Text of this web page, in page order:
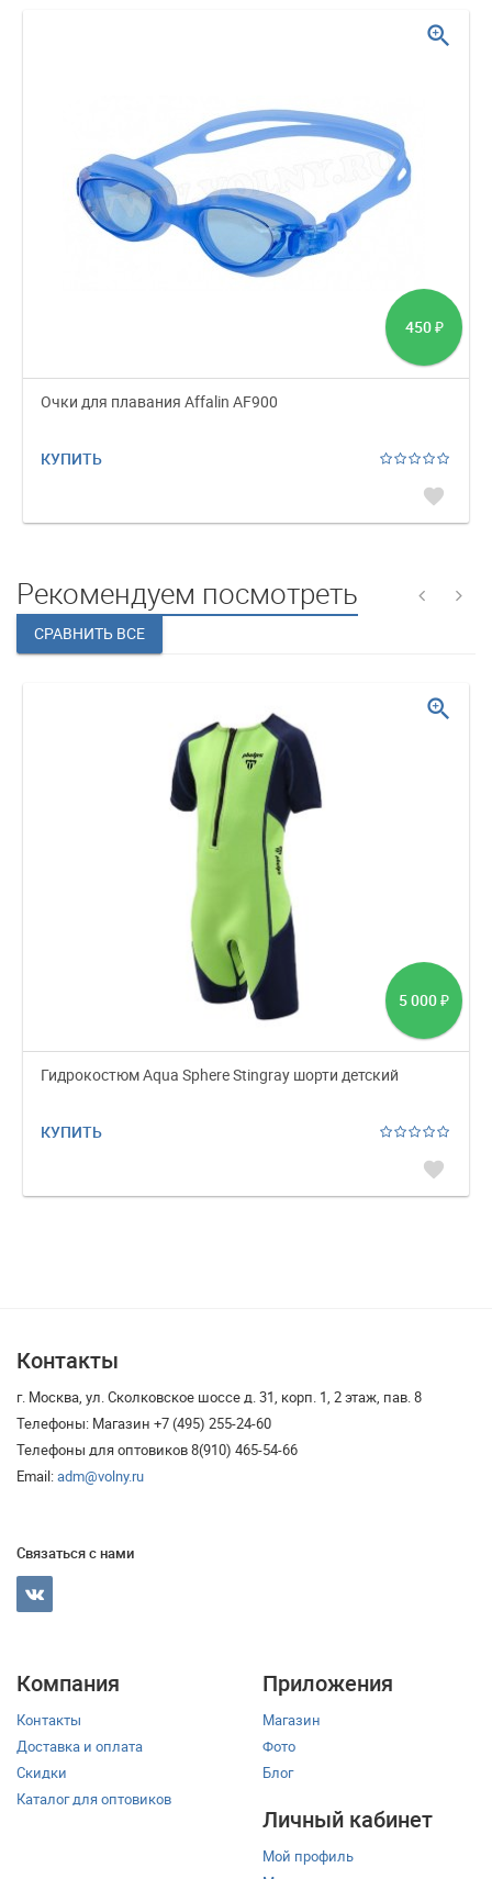
450 ₽
Очки для плавания Affalin AF900
КУПИТЬ
favorite
zoom_in
Рекомендуем посмотреть
5 000 ₽
Гидрокостюм Aqua Sphere Stingray шорти детский
КУПИТЬ
favorite
zoom_in
Контакты
г. Москва, ул. Сколковское шоссе д. 31, корп. 1, 2 этаж, пав. 8
Телефоны: Магазин +7 (495) 255-24-60
Телефоны для оптовиков 8(910) 465-54-66
Email:adm@volny.ru
Связаться с нами
Компания
Контакты
Доставка и оплата
Скидки
Каталог для оптовиков
Приложения
Магазин
Фото
Блог
Личный кабинет
Мой профиль